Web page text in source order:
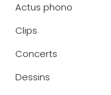
Actus phono
Clips
Concerts
Dessins